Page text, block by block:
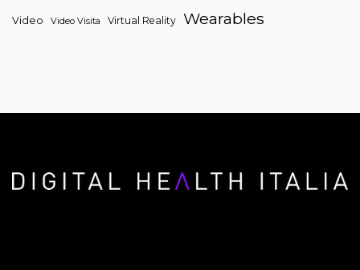
Video Video Visita Virtual Reality Wearables